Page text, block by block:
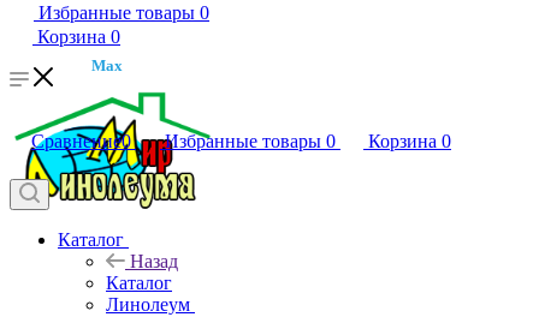
Избранные товары 0
Корзина 0
Max
Сравнение0 Избранные товары 0 Корзина 0
Каталог
Назад
Каталог
Линолеум